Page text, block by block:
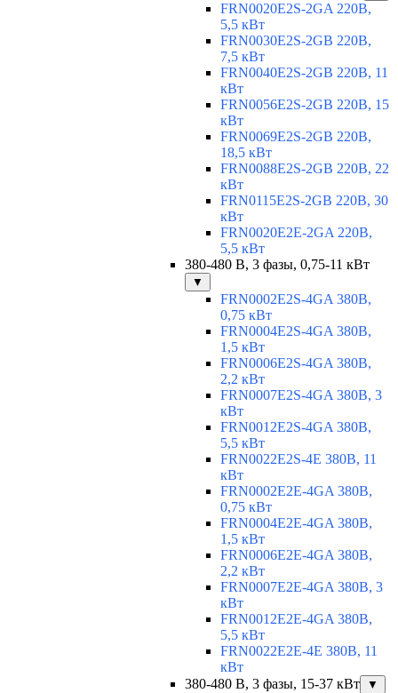
FRN0020E2S-2GA 220В,
5,5 кВт
FRN0030E2S-2GB 220В,
7,5 кВт
FRN0040E2S-2GB 220В, 11
кВт
FRN0056E2S-2GB 220В, 15
кВт
FRN0069E2S-2GB 220В,
18,5 кВт
FRN0088E2S-2GB 220В, 22
кВт
FRN0115E2S-2GB 220В, 30
кВт
FRN0020E2E-2GA 220В,
5,5 кВт
380-480 В, 3 фазы, 0,75-11 кВт
▼
FRN0002E2S-4GA 380В,
0,75 кВт
FRN0004E2S-4GA 380В,
1,5 кВт
FRN0006E2S-4GA 380В,
2,2 кВт
FRN0007E2S-4GA 380В, 3
кВт
FRN0012E2S-4GA 380В,
5,5 кВт
FRN0022E2S-4E 380В, 11
кВт
FRN0002E2E-4GA 380В,
0,75 кВт
FRN0004E2E-4GA 380В,
1,5 кВт
FRN0006E2E-4GA 380В,
2,2 кВт
FRN0007E2E-4GA 380В, 3
кВт
FRN0012E2E-4GA 380В,
5,5 кВт
FRN0022E2E-4E 380В, 11
кВт
380-480 В, 3 фазы, 15-37 кВт
▼